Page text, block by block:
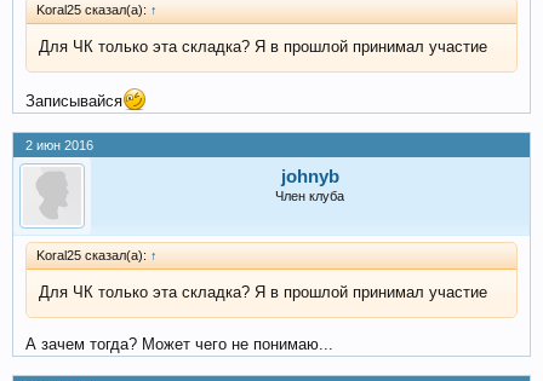
Koral25 сказал(а): ↑
Для ЧК только эта складка? Я в прошлой принимал участие
Записывайся
2 июн 2016
johnyb
Член клуба
Koral25 сказал(а): ↑
Для ЧК только эта складка? Я в прошлой принимал участие
А зачем тогда? Может чего не понимаю...